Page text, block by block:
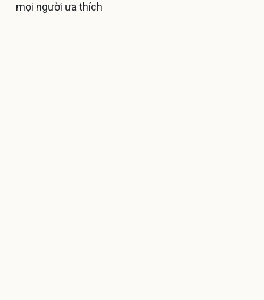
mọi người ưa thích